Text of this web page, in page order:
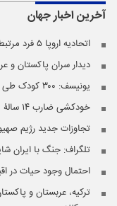
آخرین اخبارجهان
اتحادیه اروپا ۵ فرد مرتبط با صنایع دفاعی روسیه را تحریم کرد
دیدار سران پاکستان و
یونیسف: ۳۰۰ کودک طی ۳۰۰ روز آتش بس در غزه به شهادت رسیده اند
خودکشی ضارب ۱۴ سالۀ مدرسۀ تایلندی
تجاوزات جدید رژیم
تلگراف: جنگ با ایران
احتمال وجود حیات در
ترکیه، عربستان و